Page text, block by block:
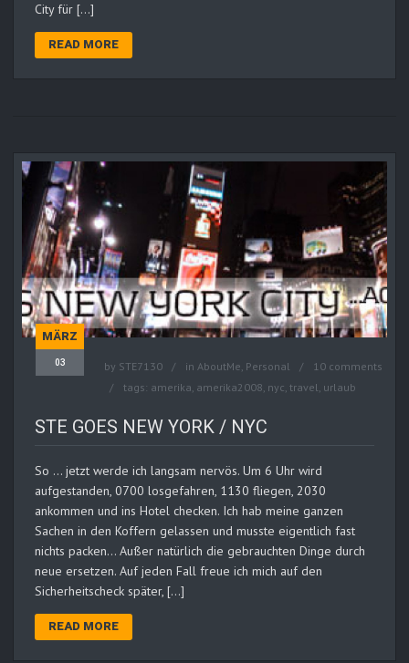
City für […]
READ MORE
MÄRZ
03 by STE7130 in AboutMe Personal
10 comments
tags: amerika amerika2008 nyc travel urlaub
STE GOES NEW YORK / NYC
So … jetzt werde ich langsam nervös. Um 6 Uhr wird
aufgestanden, 0700 losgefahren, 1130 fliegen, 2030
ankommen und ins Hotel checken. Ich hab meine ganzen
Sachen in den Koffern gelassen und musste eigentlich fast
nichts packen… Außer natürlich die gebrauchten Dinge durch
neue ersetzen. Auf jeden Fall freue ich mich auf den
Sicherheitscheck später, […]
READ MORE